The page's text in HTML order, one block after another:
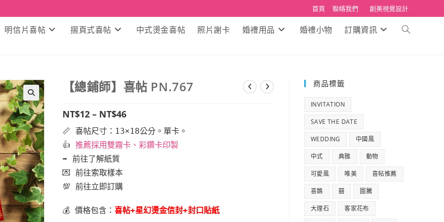
首頁 聯絡我們 創美視覺設計
明信片喜帖 摺頁式喜帖 中式燙金喜帖 照片謝卡 婚禮用品 婚禮小物 訂購資訊 Toggle
🔍
【總鋪師】喜帖 PN.767
NT$12– NT$46
📏 喜帖尺寸：13×18公分。單卡。
👍 推薦採用雙霧卡、彩鑽卡印製
➡️ 前往了解紙質
💌 前往索取樣本
💯 前往立即訂購
💰 價格包含： 喜帖+星幻燙金信封+封口貼紙
商品標籤
INVITATION
SAVE THE DATE
WEDDING 中國風
中式 典雅 動物
可愛風 唯美 喜帖推薦
喜鵲 囍 圖騰
大理石 客家花布